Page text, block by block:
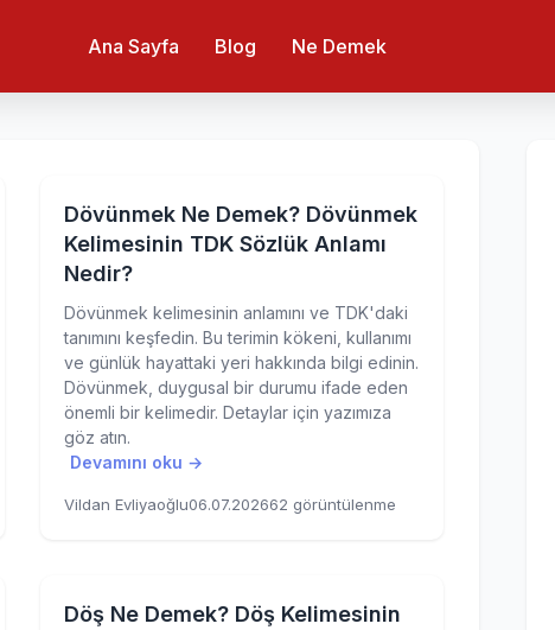
Ana Sayfa Blog Ne Demek
Dövünmek Ne Demek? Dövünmek
Kelimesinin TDK Sözlük Anlamı
Nedir?
Dövünmek kelimesinin anlamını ve TDK'daki
tanımını keşfedin. Bu terimin kökeni, kullanımı
ve günlük hayattaki yeri hakkında bilgi edinin.
Dövünmek, duygusal bir durumu ifade eden
önemli bir kelimedir. Detaylar için yazımıza
göz atın.
Devamını oku →
Vildan Evliyaoğlu06.07.202662 görüntülenme
Döş Ne Demek? Döş Kelimesinin